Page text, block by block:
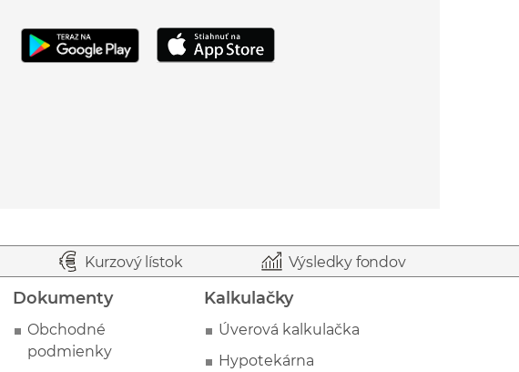
Kurzový lístok Výsledky fondov
Dokumenty
Obchodné
podmienky
Kalkulačky
Úverová kalkulačka
Hypotekárna